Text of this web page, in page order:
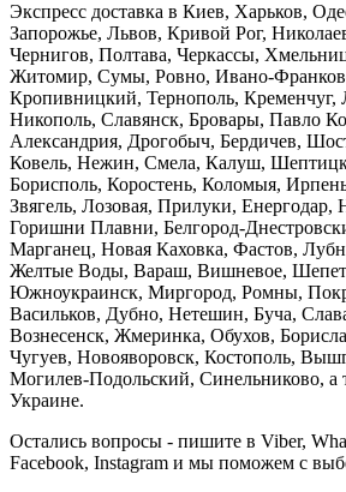
Экспресс доставка в Киев, Харьков,
Запорожье, Львов, Кривой Рог,
Чернигов, Полтава, Черкассы,
Житомир, Сумы, Ровно, Ивано-
Кропивницкий, Тернополь, Кременчуг,
Никополь, Славянск, Бровары, Павло
Александрия, Дрогобыч, Бердичев,
Ковель, Нежин, Смела, Калуш,
Борисполь, Коростень, Коломыя,
Звягель, Лозовая, Прилуки, Енергодар,
Горишни Плавни, Белгород-
Марганец, Новая Каховка, Фастов,
Желтые Воды, Вараш, Вишневое,
Южноукраинск, Миргород, Ромны,
Васильков, Дубно, Нетешин, Буча,
Вознесенск, Жмеринка, Обухов,
Чугуев, Новояворовск, Костополь,
Могилев-Подольский, Синельниково, а
Украине.
Остались вопросы - пишите в Viber,
Facebook, Instagram и мы поможем с